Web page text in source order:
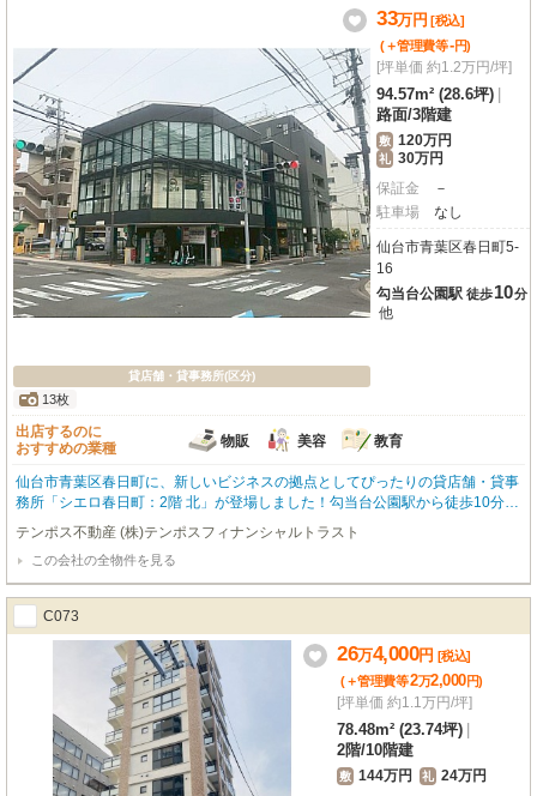
飲食店も充実しており、利便性の高さも兼ね備えています。ぜひ一度、この魅
貸店舗・貸事務所(区分)
13枚
33万円 [税込]
(＋管理費等-円)
[坪単価 約1.2万円/坪]
94.57m² (28.6坪)
路面/3階建
敷 120万円
礼 30万円
保証金
－
駐車場
なし
仙台市青葉区春日町5-
16
勾当台公園駅 徒歩10分
他
出店するのに
おすすめの業種
物販 美容 教育
仙台市青葉区春日町に、新しいビジネスの拠点としてぴったりの貸店舗・貸事
務所「シエロ春日町：2階 北」が登場しました！勾当台公園駅から徒歩10分、
複数路線が利用できるため、お客様もスタッフの方もアクセスしやすいのが嬉
しいポイントです。広々とした94.57㎡の空間は、スケルトン仕様なので、お
客様の理想を形にする自由な内装が叶います。前面ガラス張りで明るく開放的
な雰囲気は、お店やオフィスの顔として抜群の視認性を誇ります。デザイナー
ズ物件ならではの洗練された空間で、訪れる方々に良い印象を与えることでし
ょう。エアコンや個別空調、照明器具も完備されており、一年を通して快適に
お過ごしいただけます。さらに、24時間利用可能なので、ビジネスチャンスを
逃しません。小売・物販、美容・健康・介護、教育・スクールなど、幅広い業
種におすすめです。周辺にはコンビニや図書館、スーパー、ドラッグストアな
どが徒歩圏内に充実しており、日々の業務をサポートしてくれます。新しい一
歩を踏み出す皆様を応援する、この魅力的な物件で、理想のビジネスライフを
スタートさせませんか？
テンポス不動産 (株)テンポスフィナンシャルトラスト
この会社の全物件を見る
C073
26万4,000円 [税込]
(＋管理費等2万2,000円)
[坪単価 約1.1万円/坪]
78.48m² (23.74坪)
2階/10階建
敷 144万円 礼 24万円